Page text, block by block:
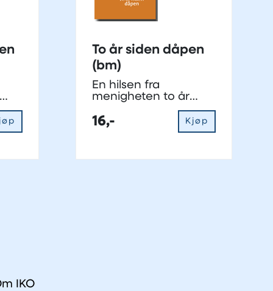
To år siden dåpen
(bm)
En hilsen fra
menigheten to år
16,- Kjøp
IKO